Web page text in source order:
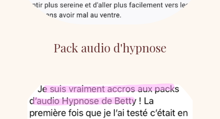
Pack audio d'hypnose